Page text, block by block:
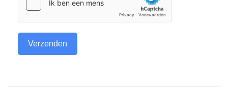
Verzenden